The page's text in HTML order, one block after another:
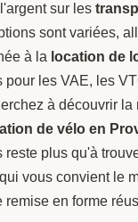
sur les
sont variées,
à la location de
pour les VAE, les
à découvrir la
de vélo en
reste plus qu'à
vous convient le
remise en forme